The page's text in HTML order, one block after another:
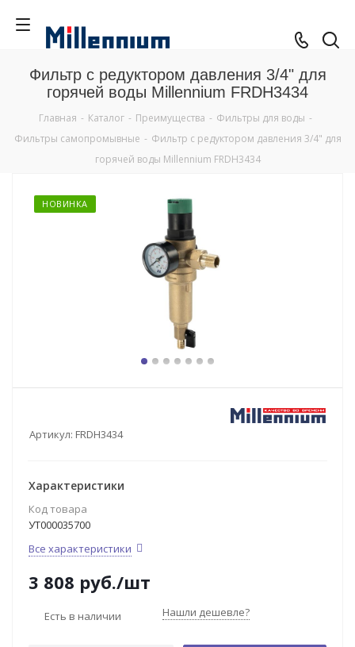
Фильтр с редуктором давления 3/4" для
горячей воды Millennium FRDH3434
Главная - Каталог - Преимущества - Фильтры для воды -
Фильтры самопромывные - Фильтр с редуктором давления 3/4" для
горячей воды Millennium FRDH3434
НОВИНКА
Артикул: FRDH3434
Характеристики
Код товара
УТ000035700
Все характеристики
3 808 руб./шт
Есть в наличии Нашли дешевле?